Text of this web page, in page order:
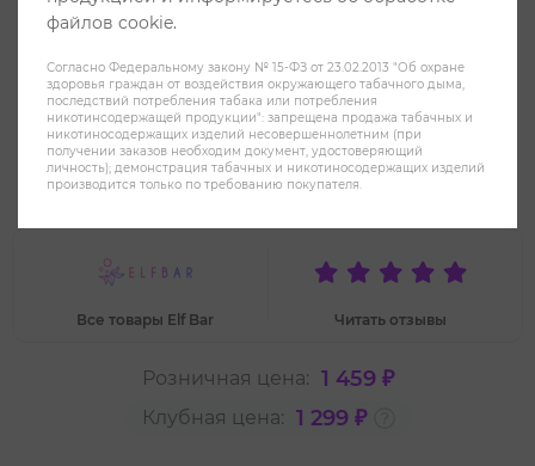
ELF BAR BC30000 - Лимон Лайм
(Lemon Lime)
Все товары Elf Bar Читать отзывы
Розничная цена: 1 459 ₽
Клубная цена: 1 299 ₽
файлов cookie.
Согласно Федеральному закону № 15-ФЗ от 23.02.2013 "Об охране
здоровья граждан от воздействия окружающего табачного дыма,
последствий потребления табака или потребления
никотинсодержащей продукции": запрещена продажа табачных и
никотиносодержащих изделий несовершеннолетним (при
получении заказов необходим документ, удостоверяющий
личность); демонстрация табачных и никотиносодержащих изделий
производится только по требованию покупателя.